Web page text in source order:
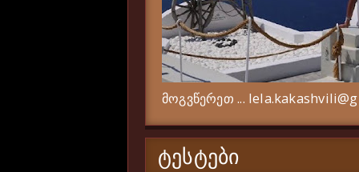
მოგვწერეთ ...
ᲢᲔᲡᲢᲔᲑᲘ